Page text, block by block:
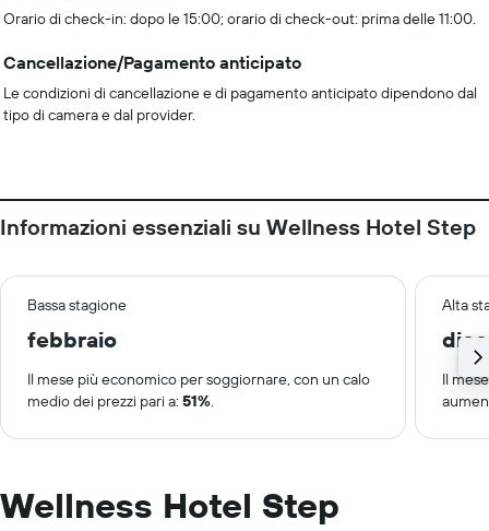
Orario di check-in: dopo le 15:00; orario di check-out: prima delle 11:00.
Cancellazione/Pagamento anticipato
Le condizioni di cancellazione e di pagamento anticipato dipendono dal
tipo di camera e dal provider.
Informazioni essenziali su Wellness Hotel Step
Bassa stagione Alta
febbraio
Il mese più economico per soggiornare, con un calo
medio dei prezzi pari a: 51%.
Il
Wellness Hotel Step